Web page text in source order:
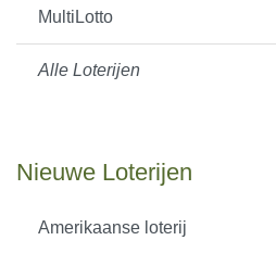
MultiLotto
Alle Loterijen
Nieuwe Loterijen
Amerikaanse loterij